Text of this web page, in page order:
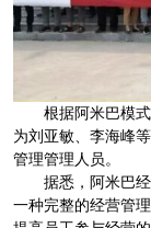
根据阿米巴模
为刘亚敏、李海峰
管理管理人员。
据悉，阿米巴
一种完整的经营管